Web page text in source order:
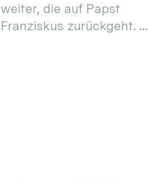
weiter, die auf Papst
Franziskus zurückgeht. ...